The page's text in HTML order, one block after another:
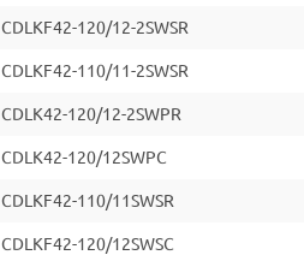
CDLKF42-120/12-2SWSR
CDLKF42-110/11-2SWSR
CDLK42-120/12-2SWPR
CDLK42-120/12SWPC
CDLKF42-110/11SWSR
CDLKF42-120/12SWSC